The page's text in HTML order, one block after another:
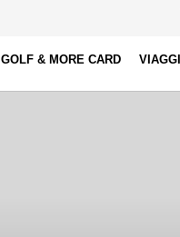
GOLF & MORE CARD